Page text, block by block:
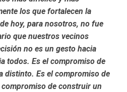
los que fortalecen la
hoy, para nosotros, no fue
que nuestros vecinos
no es un gesto hacia
todos. Es el compromiso de
distinto. Es el compromiso de
de construir un